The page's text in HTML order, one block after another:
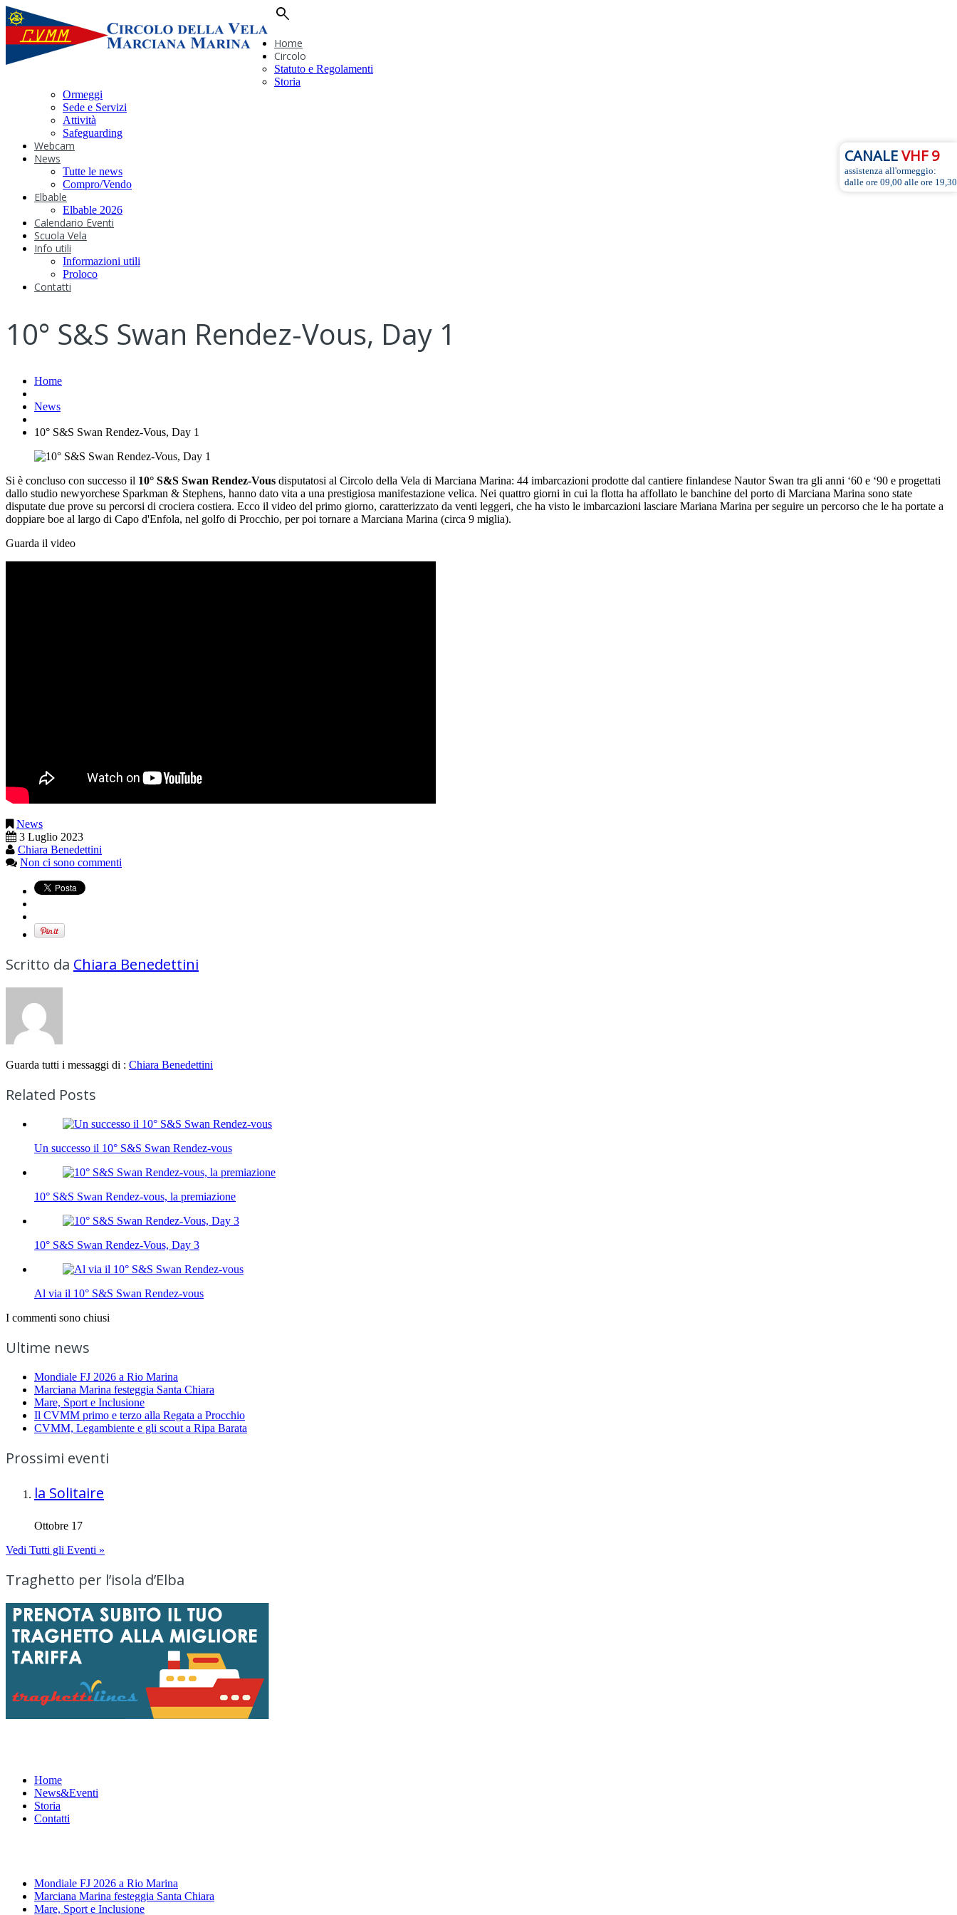
search
Home
Circolo
Statuto e Regolamenti
Storia
Ormeggi
Sede e Servizi
Attività
Safeguarding
Webcam
News
Tutte le news
Compro/Vendo
Elbable
Elbable 2026
Calendario Eventi
Scuola Vela
Info utili
Informazioni utili
Proloco
Contatti
CANALEVHF 9
assistenza all'ormeggio:
dalle ore 09,00 alle ore 19,30
10° S&S Swan Rendez-Vous, Day 1
Home
News
10° S&S Swan Rendez-Vous, Day 1
Si è concluso con successo il 10° S&S Swan Rendez-Vous disputatosi al Circolo della Vela di Marciana Marina: 44 imbarcazioni prodotte dal cantiere finlandese Nautor Swan tra gli anni ‘60 e ‘90 e progettati
dallo studio newyorchese Sparkman & Stephens, hanno dato vita a una prestigiosa manifestazione velica. Nei quattro giorni in cui la flotta ha affollato le banchine del porto di Marciana Marina sono state
disputate due prove su percorsi di crociera costiera. Ecco il video del primo giorno, caratterizzato da venti leggeri, che ha visto le imbarcazioni lasciare Mariana Marina per seguire un percorso che le ha portate a
doppiare boe al largo di Capo d'Enfola, nel golfo di Procchio, per poi tornare a Marciana Marina (circa 9 miglia).
Guarda il video
News
3 Luglio 2023
Chiara Benedettini
Non ci sono commenti
Scritto da Chiara Benedettini
Guarda tutti i messaggi di : Chiara Benedettini
Related Posts
Un successo il 10° S&S Swan Rendez-vous
10° S&S Swan Rendez-vous, la premiazione
10° S&S Swan Rendez-Vous, Day 3
Al via il 10° S&S Swan Rendez-vous
I commenti sono chiusi
Ultime news
Mondiale FJ 2026 a Rio Marina
Marciana Marina festeggia Santa Chiara
Mare, Sport e Inclusione
Il CVMM primo e terzo alla Regata a Procchio
CVMM, Legambiente e gli scout a Ripa Barata
Prossimi eventi
la Solitaire
Ottobre 17
Vedi Tutti gli Eventi »
Traghetto per l’isola d’Elba
Home
News&Eventi
Storia
Contatti
Mondiale FJ 2026 a Rio Marina
Marciana Marina festeggia Santa Chiara
Mare, Sport e Inclusione